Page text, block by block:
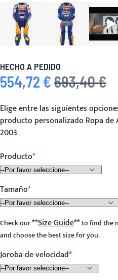
HECHO A PEDIDO
Precio especial
554,72 € Precio habitual
693,40 €
Elige entre las siguientes
producto personalizado Ropa
2003
Producto
Tamaño
Check our**Size Guide**to find the
and choose the best size for you.
Joroba de velocidad